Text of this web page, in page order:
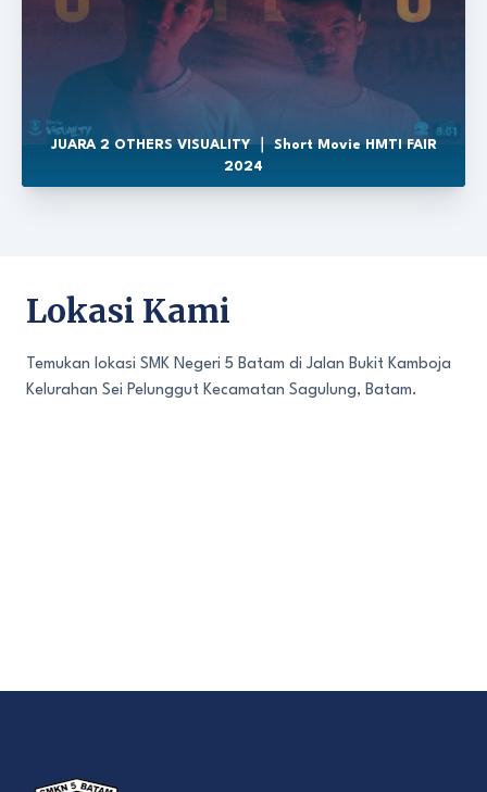
JUARA 2 OTHERS VISUALITY ｜ Short Movie HMTI FAIR
2024
Lokasi Kami
Temukan lokasi SMK Negeri 5 Batam di Jalan Bukit Kamboja
Kelurahan Sei Pelunggut Kecamatan Sagulung, Batam.